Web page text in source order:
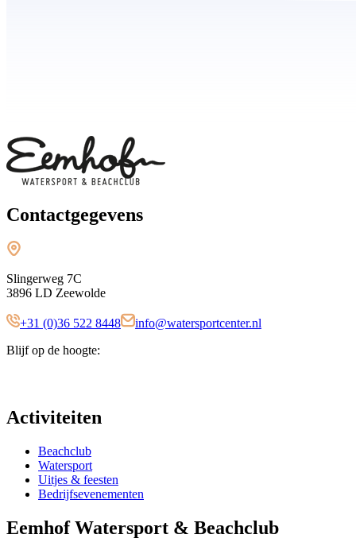
Contactgegevens
Slingerweg 7C
3896 LD Zeewolde
+31 (0)36 522 8448
info@watersportcenter.nl
Blijf op de hoogte:
Activiteiten
Beachclub
Watersport
Uitjes & feesten
Bedrijfsevenementen
Eemhof Watersport & Beachclub